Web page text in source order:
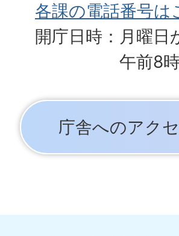
各課の電話番号は
開庁日時：月曜日
午前8
庁舎へのアク